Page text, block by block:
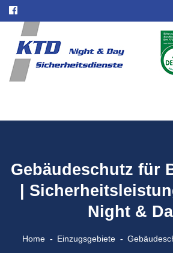
Gebäudeschutz für
|
Night &
Home Einzugsgebiete